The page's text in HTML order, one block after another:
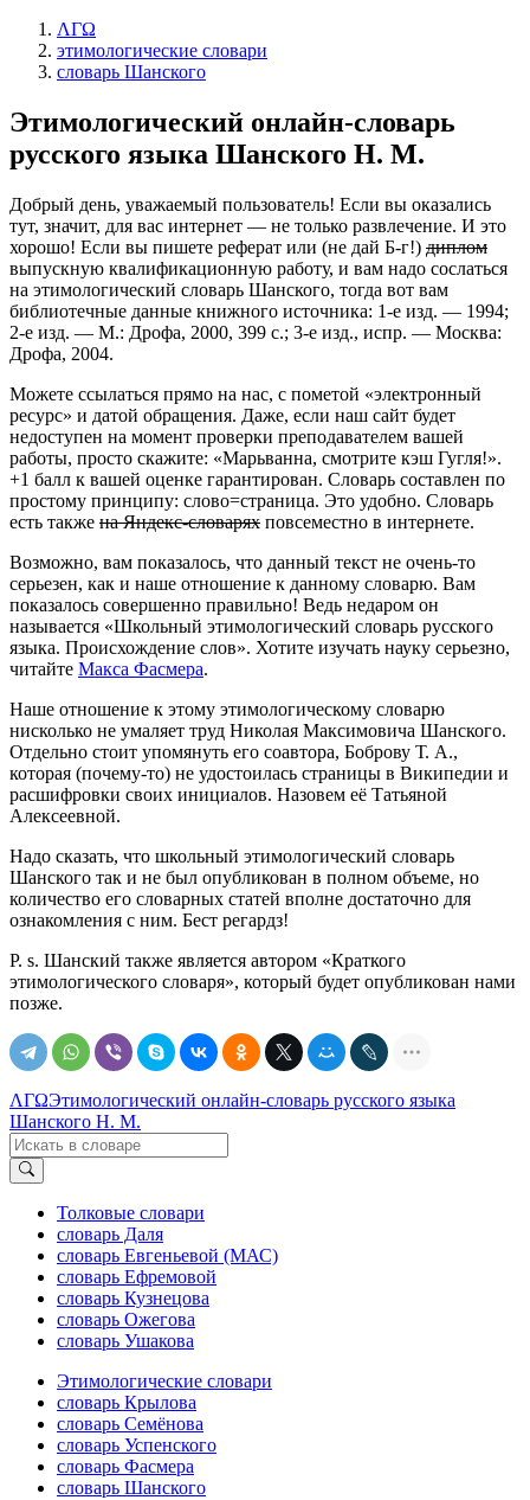
ΛΓΩ
этимологические словари
словарь Шанского
Этимологический онлайн-словарь
русского языка Шанского Н. М.
Добрый день, уважаемый пользователь! Если вы оказались
тут, значит, для вас интернет — не только развлечение. И это
хорошо! Если вы пишете реферат или (не дай Б-г!) диплом
выпускную квалификационную работу, и вам надо сослаться
на этимологический словарь Шанского, тогда вот вам
библиотечные данные книжного источника: 1-е изд. — 1994;
2-е изд. — М.: Дрофа, 2000, 399 с.; 3-е изд., испр. — Москва:
Дрофа, 2004.
Можете ссылаться прямо на нас, с пометой «электронный
ресурс» и датой обращения. Даже, если наш сайт будет
недоступен на момент проверки преподавателем вашей
работы, просто скажите: «Марьванна, смотрите кэш Гугля!».
+1 балл к вашей оценке гарантирован. Словарь составлен по
простому принципу: слово=страница. Это удобно. Словарь
есть также на Яндекс-словарях повсеместно в интернете.
Возможно, вам показалось, что данный текст не очень-то
серьезен, как и наше отношение к данному словарю. Вам
показалось совершенно правильно! Ведь недаром он
называется «Школьный этимологический словарь русского
языка. Происхождение слов». Хотите изучать науку серьезно,
читайте Макса Фасмера.
Наше отношение к этому этимологическому словарю
нисколько не умаляет труд Николая Максимовича Шанского.
Отдельно стоит упомянуть его соавтора, Боброву Т. А.,
которая (почему-то) не удостоилась страницы в Википедии и
расшифровки своих инициалов. Назовем её Татьяной
Алексеевной.
Надо сказать, что школьный этимологический словарь
Шанского так и не был опубликован в полном объеме, но
количество его словарных статей вполне достаточно для
ознакомления с ним. Бест регардз!
P. s. Шанский также является автором «Краткого
этимологического словаря», который будет опубликован нами
позже.
ΛΓΩЭтимологический онлайн-словарь русского языка
Шанского Н. М.
Толковые словари
словарь Даля
словарь Евгеньевой (МАС)
словарь Ефремовой
словарь Кузнецова
словарь Ожегова
словарь Ушакова
Этимологические словари
словарь Крылова
словарь Семёнова
словарь Успенского
словарь Фасмера
словарь Шанского